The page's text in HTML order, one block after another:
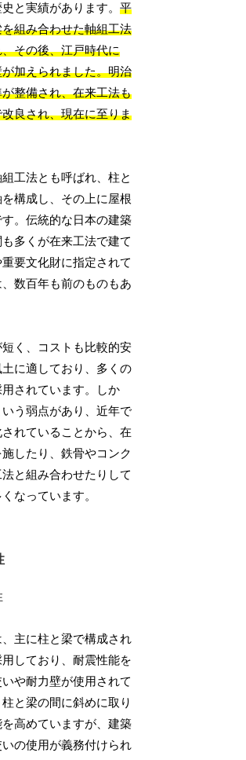
と実績があります。平
組み合わせた軸組工法
その後、江戸時代に
加えられました。明治
整備され、在来工法も
良され、現在に至りま
工法とも呼ばれ、柱と
構成し、その上に屋根
。伝統的な日本の建築
多くが在来工法で建て
要文化財に指定されて
数百年も前のものもあ
く、コストも比較的安
に適しており、多くの
されています。しか
う弱点があり、近年で
れていることから、在
したり、鉄骨やコンク
と組み合わせたりして
なっています。
、主に柱と梁で構成され
しており、耐震性能を
や耐力壁が使用されて
と梁の間に斜めに取り
高めていますが、建築
の使用が義務付けられ